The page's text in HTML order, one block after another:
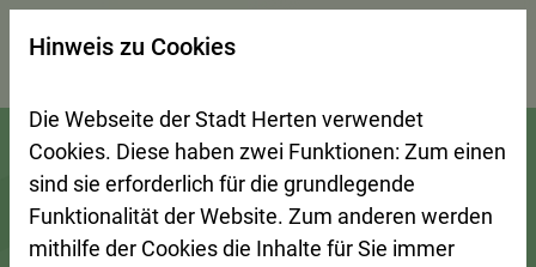
Zur Startseite (Schnelltaste 0)
Zum Seitenanfang springen (Schnelltaste A)
Zur Navigation/Menü springen (Schnelltaste M)
Zur Suche springen (Schnelltaste 8)
Zum Inhalt springen (Schnelltaste I)
Zum Fußbereich springen (Schnelltaste Z)
Suchseite mit Schnellsuche
Hinweis zu Cookies
Die Webseite der Stadt Herten verwendet
Cookies. Diese haben zwei Funktionen: Zum einen
sind sie erforderlich für die grundlegende
Funktionalität der Website. Zum anderen werden
mithilfe der Cookies die Inhalte für Sie immer